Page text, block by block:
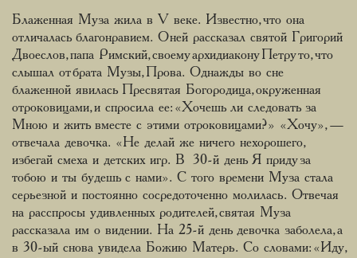
Блаженная Муза жила в V веке. Известно, что она
отличалась благонравием. О ней рассказал святой Григорий
Двоеслов, папа Римский, своему архидиакону Петру то, что
слышал от брата Музы, Прова. Однажды во сне
блаженной явилась Пресвятая Богородица, окруженная
отроковицами, и спросила ее: «Хочешь ли следовать за
Мною и жить вместе с этими отроковицами?» «Хочу», —
отвечала девочка. «Не делай же ничего нехорошего,
избегай смеха и детских игр. В 30-й день Я приду за
тобою и ты будешь с нами». С того времени Муза стала
серьезной и постоянно сосредоточенно молилась. Отвечая
на расспросы удивленных родителей, святая Муза
рассказала им о видении. На 25-й день девочка заболела, а
в 30-ый снова увидела Божию Матерь. Со словами: «Иду,